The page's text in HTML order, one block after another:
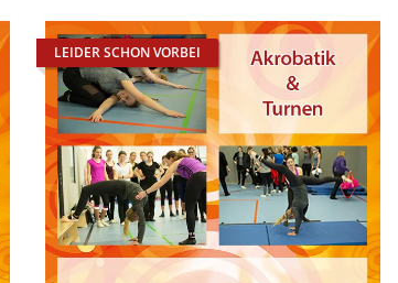
LEIDER SCHON VORBEI